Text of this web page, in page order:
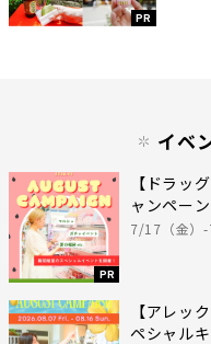
PR
イベ
PR
【ドラッ
ャンペー
7/17（金）-
【アレッ
ペシャル